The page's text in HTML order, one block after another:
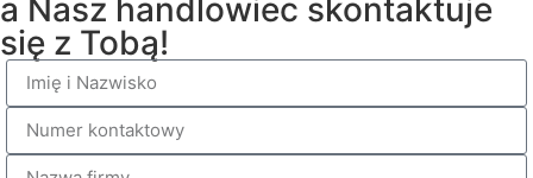
a Nasz handlowiec skontaktuje
się z Tobą!